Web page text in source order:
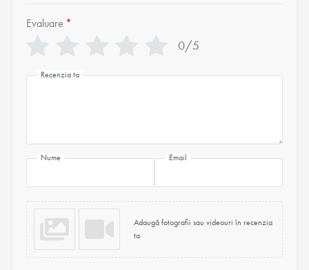
Evaluare *
0/5
Recenzia ta
Nume Email
Adaugă fotografii sau videouri în recenzia
ta